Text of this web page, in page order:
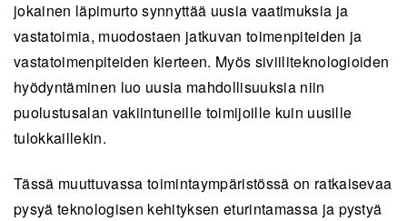
jokainen läpimurto synnyttää uusia vaatimuksia ja
vastatoimia, muodostaen jatkuvan toimenpiteiden ja
vastatoimenpiteiden kierteen. Myös siviiliteknologioiden
hyödyntäminen luo uusia mahdollisuuksia niin
puolustusalan vakiintuneille toimijoille kuin uusille
tulokkaillekin.
Tässä muuttuvassa toimintaympäristössä on ratkaisevaa
pysyä teknologisen kehityksen eturintamassa ja pystyä